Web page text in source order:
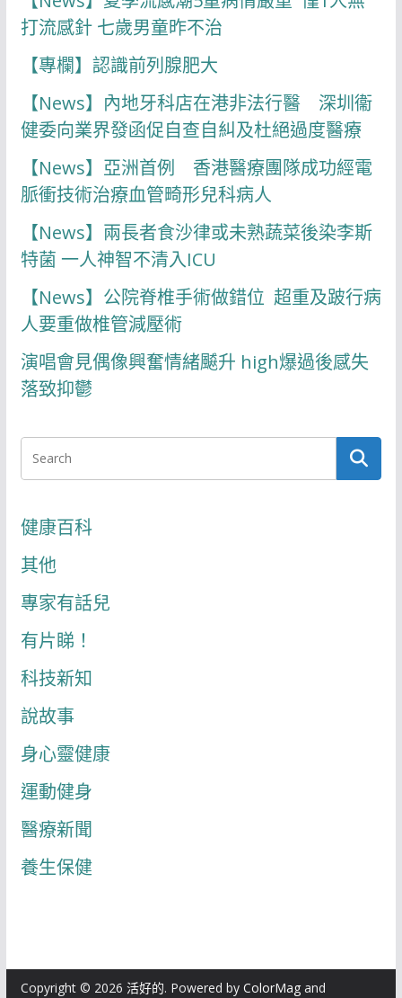
打流感針 七歲男童昨不治
【專欄】認識前列腺肥大
【News】內地牙科店在港非法行醫 深圳衞
健委向業界發函促自查自糾及杜絕過度醫療
【News】亞洲首例 香港醫療團隊成功經電
脈衝技術治療血管畸形兒科病人
【News】兩長者食沙律或未熟蔬菜後染李斯
特菌 一人神智不清入ICU
【News】公院脊椎手術做錯位 超重及跛行病
人要重做椎管減壓術
演唱會見偶像興奮情緒飇升 high爆過後感失
落致抑鬱
健康百科
其他
專家有話兒
有片睇！
科技新知
說故事
身心靈健康
運動健身
醫療新聞
養生保健
Copyright © 2026 活好的. Powered by ColorMagand